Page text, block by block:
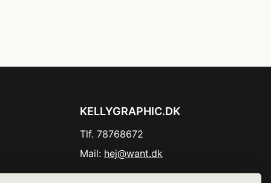
KELLYGRAPHIC.DK
Tlf. 78768672
Mail: hej@want.dk